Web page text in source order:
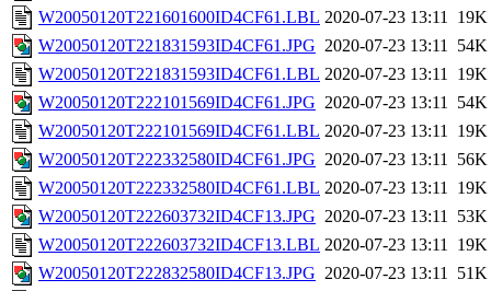
W20050120T221601600ID4CF61.LBL 2020-07-23 13:11 19K
W20050120T221831593ID4CF61.JPG 2020-07-23 13:11 54K
W20050120T221831593ID4CF61.LBL 2020-07-23 13:11 19K
W20050120T222101569ID4CF61.JPG 2020-07-23 13:11 54K
W20050120T222101569ID4CF61.LBL 2020-07-23 13:11 19K
W20050120T222332580ID4CF61.JPG 2020-07-23 13:11 56K
W20050120T222332580ID4CF61.LBL 2020-07-23 13:11 19K
W20050120T222603732ID4CF13.JPG 2020-07-23 13:11 53K
W20050120T222603732ID4CF13.LBL 2020-07-23 13:11 19K
W20050120T222832580ID4CF13.JPG 2020-07-23 13:11 51K